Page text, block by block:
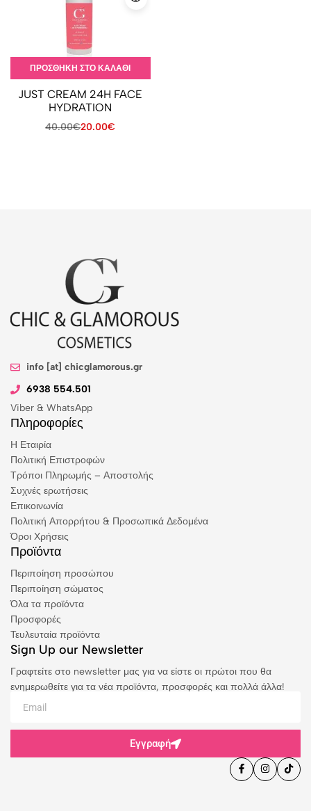
ΠΡΟΣΘΉΚΗ ΣΤΟ ΚΑΛΆΘΙ
JUST CREAM 24H FACE
HYDRATION
40.00€20.00€
info [at] chicglamorous.gr
6938 554.501
Viber & WhatsApp
Πληροφορίες
Η Εταιρία
Πολιτική Επιστροφών
Τρόποι Πληρωμής – Αποστολής
Συχνές ερωτήσεις
Επικοινωνία
Πολιτική Απορρήτου & Προσωπικά Δεδομένα
Όροι Χρήσεις
Προϊόντα
Περιποίηση προσώπου
Περιποίηση σώματος
Όλα τα προϊόντα
Προσφορές
Τευλευταία προϊόντα
Sign Up our Newsletter
Γραφτείτε στο newsletter μας για να είστε οι πρώτοι που θα
ενημερωθείτε για τα νέα προϊόντα, προσφορές και πολλά άλλα!
Εγγραφή